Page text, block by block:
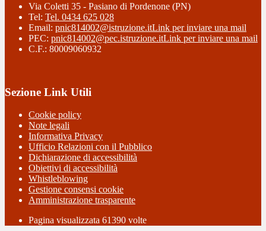
Via Coletti 35 - Pasiano di Pordenone (PN)
Tel: Tel. 0434 625 028
Email: pnic814002@istruzione.itLink per inviare una mail
PEC: pnic814002@pec.istruzione.itLink per inviare una mail
C.F.: 80009060932
Sezione Link Utili
Cookie policy
Note legali
Informativa Privacy
Ufficio Relazioni con il Pubblico
Dichiarazione di accessibilità
Obiettivi di accessibilità
Whistleblowing
Gestione consensi cookie
Amministrazione trasparente
Pagina visualizzata 61390 volte